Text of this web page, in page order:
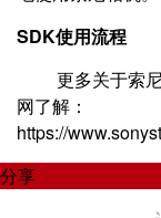
SDK使用流程
更多关于索
网了解：
https://
分享